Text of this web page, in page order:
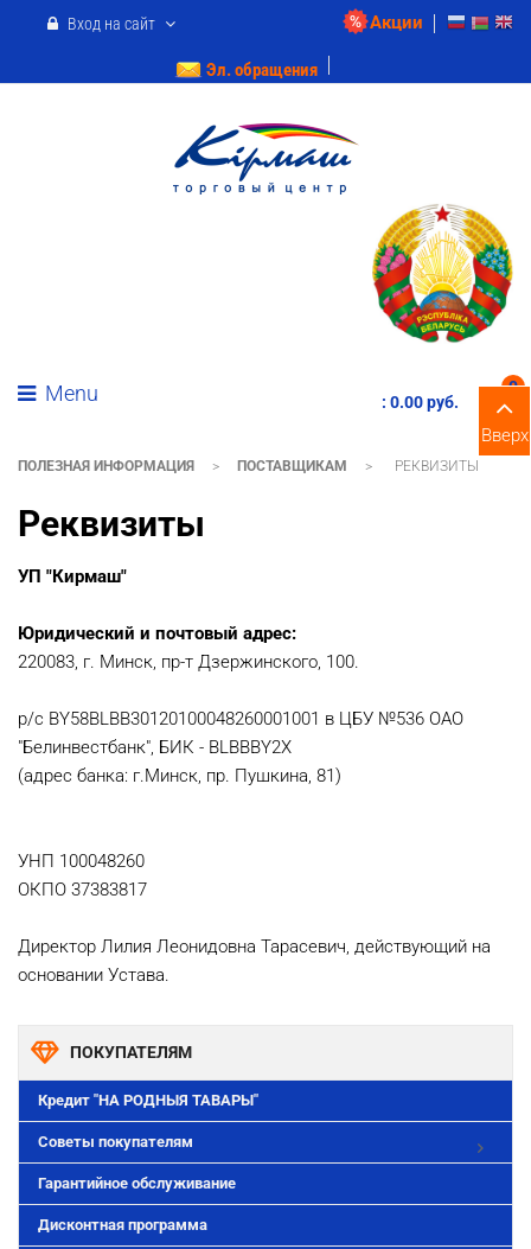
Акции
Вход на сайт
Эл. обращения
Menu
0
: 0.00 pуб.
ПОЛЕЗНАЯ ИНФОРМАЦИЯ > ПОСТАВЩИКАМ > РЕКВИЗИТЫ
Реквизиты
УП "Кирмаш"
Юридический и почтовый адрес:
220083, г. Минск, пр-т Дзержинского, 100.
р/с BY58BLBB30120100048260001001 в ЦБУ №536 ОАО
"Белинвестбанк", БИК - BLBBBY2X
(адрес банка: г.Минск, пр. Пушкина, 81)
УНП 100048260
ОКПО 37383817
Директор Лилия Леонидовна Тарасевич, действующий на
основании Устава.
ПОКУПАТЕЛЯМ
Кредит "НА РОДНЫЯ ТАВАРЫ"
Советы покупателям
Гарантийное обслуживание
Дисконтная программа
Вверх